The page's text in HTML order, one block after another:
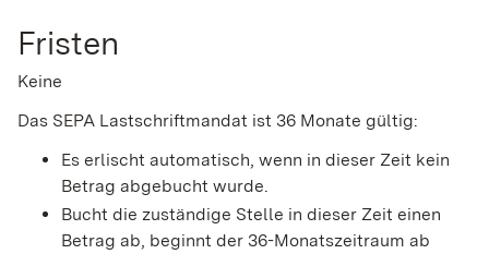
Fristen
Keine
Das SEPA Lastschriftmandat ist 36 Monate gültig:
Es erlischt automatisch, wenn in dieser Zeit kein
Betrag abgebucht wurde.
Bucht die zuständige Stelle in dieser Zeit einen
Betrag ab, beginnt der 36-Monatszeitraum ab